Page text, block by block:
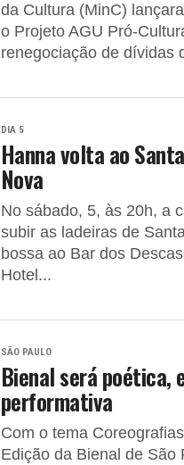
da Cultura (MinC)
o Projeto AGU Pró-
renegociação de dívidas
DIA 5
Hanna volta ao
Nova
No sábado, 5, às 20h, a
subir as ladeiras de
bossa ao Bar dos
Hotel...
SÃO PAULO
Bienal será poética,
performativa
Com o tema
Edição da Bienal de São